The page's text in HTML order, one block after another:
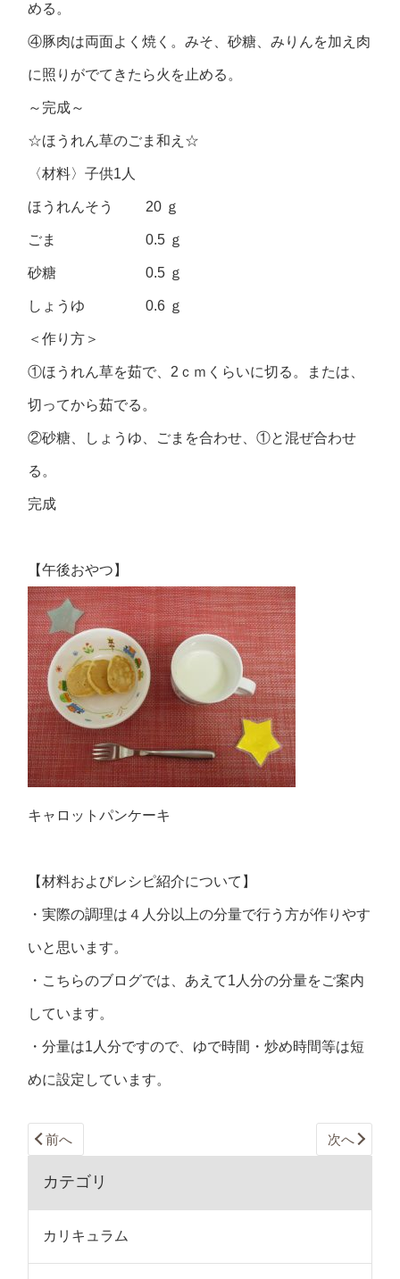
める。
④豚肉は両面よく焼く。みそ、砂糖、みりんを加え肉
に照りがでてきたら火を止める。
～完成～
☆ほうれん草のごま和え☆
〈材料〉子供1人
ほうれんそう 20 ｇ
ごま 0.5 ｇ
砂糖 0.5 ｇ
しょうゆ 0.6 ｇ
＜作り方＞
①ほうれん草を茹で、2ｃｍくらいに切る。または、
切ってから茹でる。
②砂糖、しょうゆ、ごまを合わせ、①と混ぜ合わせ
る。
完成
【午後おやつ】
キャロットパンケーキ
【材料およびレシピ紹介について】
・実際の調理は４人分以上の分量で行う方が作りやす
いと思います。
・こちらのブログでは、あえて1人分の分量をご案内
しています。
・分量は1人分ですので、ゆで時間・炒め時間等は短
めに設定しています。
前へ 次へ
カテゴリ
カリキュラム